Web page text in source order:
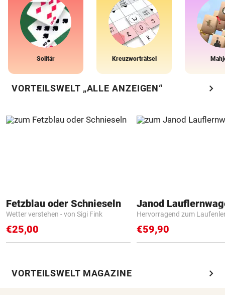
Solitär Kreuzworträtsel
VORTEILSWELT „ALLE ANZEIGEN“ chevron_right
Fetzblau oder Schnieseln
Wetter verstehen - von Sigi Fink
€25,00
Janod
Hervorragend zum
€59,90
VORTEILSWELT MAGAZINE chevron_right